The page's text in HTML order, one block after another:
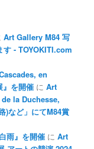
Art Gallery M84 写
す - TOYOKITI.com
en
』を開催 にArt
la Duchesse,
)など」にてM84賞
雨』を開催 にArt